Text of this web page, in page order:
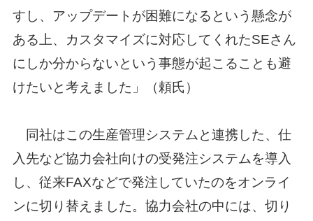
すし、アップデートが困難になるという懸念が
ある上、カスタマイズに対応してくれたSEさん
にしか分からないという事態が起こることも避
けたいと考えました」（頼氏）
同社はこの生産管理システムと連携した、仕
入先など協力会社向けの受発注システムを導入
し、従来FAXなどで発注していたのをオンライ
ンに切り替えました。協力会社の中には、切り